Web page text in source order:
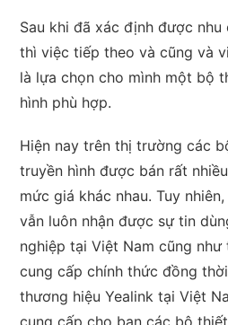
Sau khi đã xác định được
thì việc tiếp theo và cũng và
là lựa chọn cho mình một bộ
hình phù hợp.
Hiện nay trên thị trường các
truyền hình được bán rất
mức giá khác nhau. Tuy
vẫn luôn nhận được sự tin
nghiệp tại Việt Nam cũng như
cung cấp chính thức đồng
thương hiệu Yealink tại Việt
cung cấp cho bạn các bộ